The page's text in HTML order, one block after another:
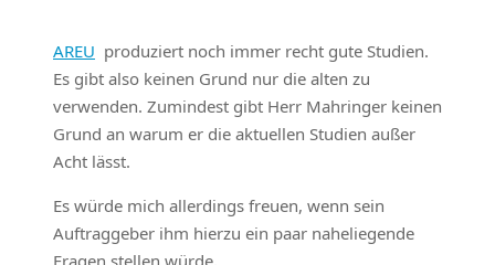
AREU produziert noch immer recht gute Studien.
Es gibt also keinen Grund nur die alten zu
verwenden. Zumindest gibt Herr Mahringer keinen
Grund an warum er die aktuellen Studien außer
Acht lässt.
Es würde mich allerdings freuen, wenn sein
Auftraggeber ihm hierzu ein paar naheliegende